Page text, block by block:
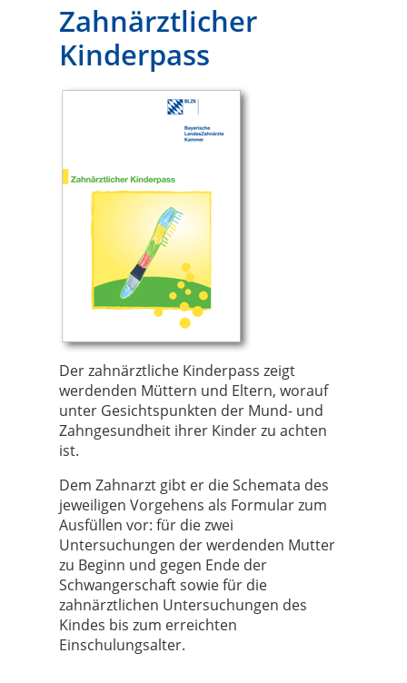
Zahnärztlicher
Kinderpass
Der zahnärztliche Kinderpass zeigt
werdenden Müttern und Eltern, worauf
unter Gesichtspunkten der Mund- und
Zahngesundheit ihrer Kinder zu achten
ist.
Dem Zahnarzt gibt er die Schemata des
jeweiligen Vorgehens als Formular zum
Ausfüllen vor: für die zwei
Untersuchungen der werdenden Mutter
zu Beginn und gegen Ende der
Schwangerschaft sowie für die
zahnärztlichen Untersuchungen des
Kindes bis zum erreichten
Einschulungsalter.